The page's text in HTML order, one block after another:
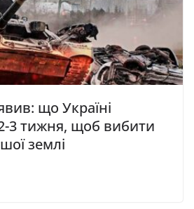
що Україні
3 тижня, щоб вибити
землі